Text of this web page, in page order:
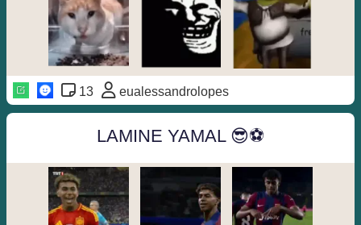
13 eualessandrolopes
LAMINE YAMAL 😎⚽